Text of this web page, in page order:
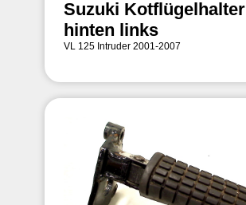
Suzuki Kotflügelhalter
hinten links
VL 125 Intruder 2001-2007